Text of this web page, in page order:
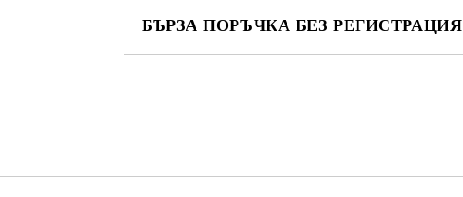
БЪРЗА ПОРЪЧКА БЕЗ РЕГИСТРАЦИЯ